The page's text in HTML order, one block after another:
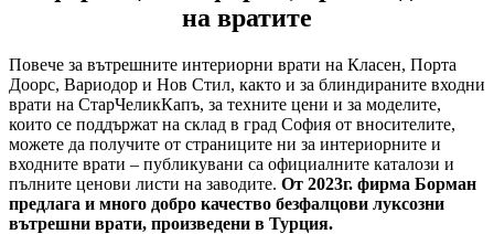
на вратите
Повече за вътрешните интериорни врати на Класен, Порта
Доорс, Вариодор и Нов Стил, както и за блиндираните входни
врати на СтарЧеликКапъ, за техните цени и за моделите,
които се поддържат на склад в град София от вносителите,
можете да получите от страниците ни за интериорните и
входните врати – публикувани са официалните каталози и
пълните ценови листи на заводите. От 2023г. фирма Борман
предлага и много добро качество безфалцови луксозни
вътрешни врати, произведени в Турция.